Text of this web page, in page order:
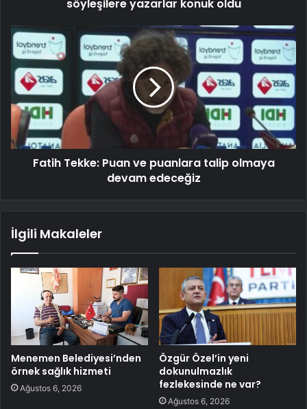
söyleşilere yazarlar konuk oldu
Fatih Tekke: Puan ve puanlara talip olmaya
devam edeceğiz
İlgili Makaleler
Menemen Belediyesi’nden
örnek sağlık hizmeti
Ağustos 6, 2026
Özgür Özel’in yeni
dokunulmazlık
fezlekesinde ne var?
Ağustos 6, 2026